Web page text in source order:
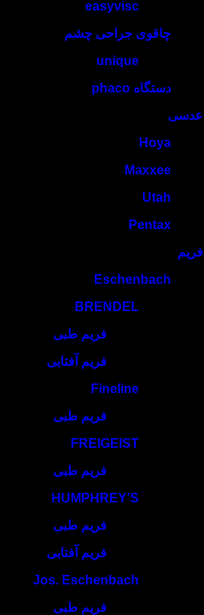
easyvisc
چاقوی جراحی چشم
unique
دستگاه phaco
عدسی
Hoya
Maxxee
Utah
Pentax
فریم
Eschenbach
BRENDEL
فریم طبی
فریم آفتابی
Fineline
فریم طبی
FREIGEIST
فریم طبی
HUMPHREY’S
فریم طبی
فریم آفتابی
Jos. Eschenbach
فریم طبی